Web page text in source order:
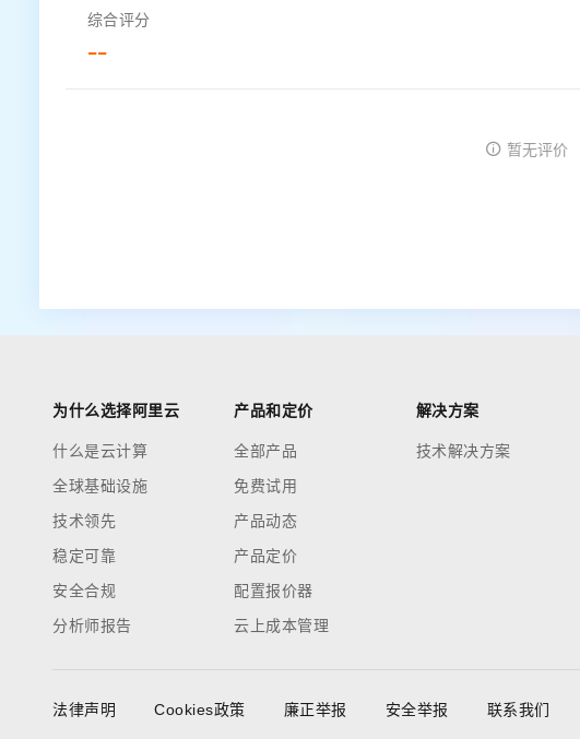
综合评分
--
暂无评价
为什么选择阿里云
什么是云计算
全球基础设施
技术领先
稳定可靠
安全合规
分析师报告
产品和定价
全部产品
免费试用
产品动态
产品定价
配置报价器
云上成本管理
解决方案
技术解决方案
法律声明 Cookies政策 廉正举报 安全举报 联系我们